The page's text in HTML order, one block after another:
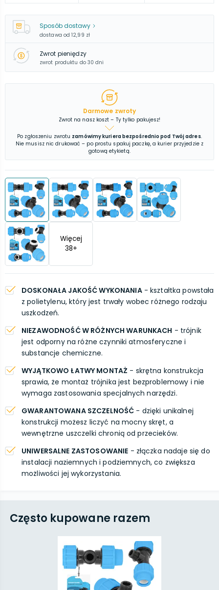
Sposób dostawy
dostawa od 12,99 zł
Zwrot pieniędzy
zwrot produktu do 30 dni
Darmowe zwroty
Zwrot na nasz koszt – Ty tylko pakujesz!
Po zgłoszeniu zwrotu zamówimy kuriera bezpośrednio pod Twój adres.
Nie musisz nic drukować – po prostu spakuj paczkę, a kurier przyjedzie z
gotową etykietą.
Więcej
38+
DOSKONAŁA JAKOŚĆ WYKONANIA- kształtka powstała
z polietylenu, który jest trwały wobec różnego rodzaju
uszkodzeń.
NIEZAWODNOŚĆ W RÓŻNYCH WARUNKACH - trójnik
jest odporny na różne czynniki atmosferyczne i
substancje chemiczne.
WYJĄTKOWO ŁATWY MONTAŻ - skrętna konstrukcja
sprawia, że montaż trójnika jest bezproblemowy i nie
wymaga zastosowania specjalnych narzędzi.
GWARANTOWANA SZCZELNOŚĆ - dzięki unikalnej
konstrukcji możesz liczyć na mocny skręt, a
wewnętrzne uszczelki chronią od przecieków.
UNIWERSALNE ZASTOSOWANIE - złączka nadaje się do
instalacji naziemnych i podziemnych, co zwiększa
możliwości jej wykorzystania.
Często kupowane razem